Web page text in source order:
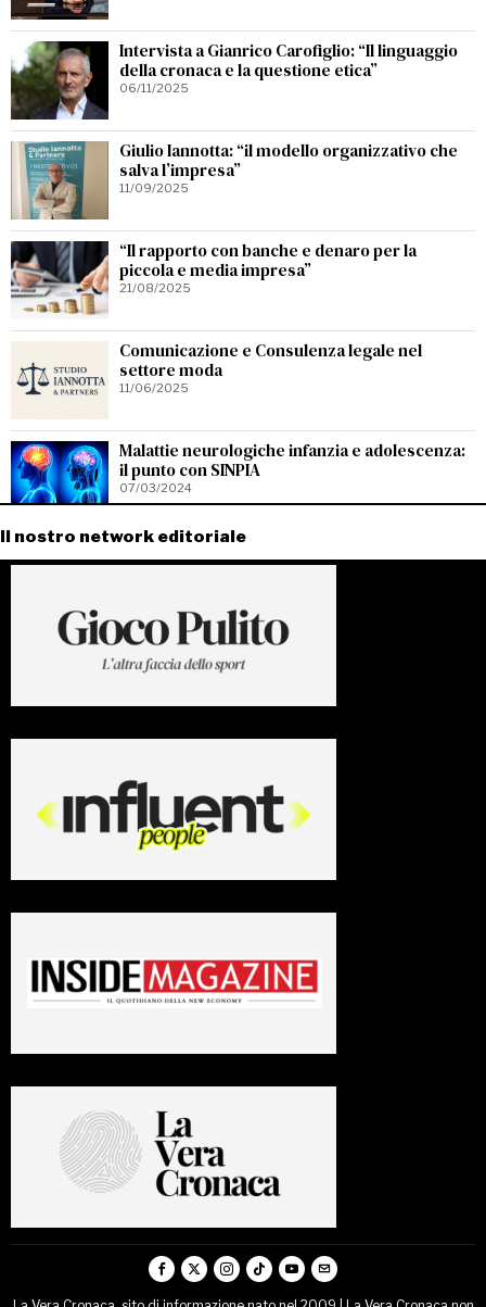
Intervista a Gianrico Carofiglio: “Il linguaggio
della cronaca e la questione etica”
06/11/2025
Giulio Iannotta: “il modello organizzativo che
salva l’impresa”
11/09/2025
“Il rapporto con banche e denaro per la
piccola e media impresa”
21/08/2025
Comunicazione e Consulenza legale nel
settore moda
11/06/2025
Malattie neurologiche infanzia e adolescenza:
il punto con SINPIA
07/03/2024
Il nostro network editoriale